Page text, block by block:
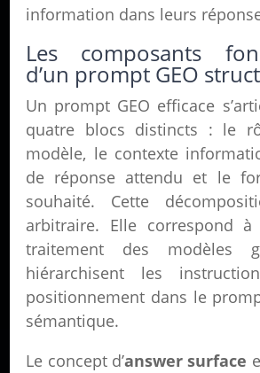
information dans leurs
Les composants
d’un prompt GEO
Un prompt GEO efficace
quatre blocs distincts : le
modèle, le contexte
de réponse attendu et le
souhaité. Cette
arbitraire. Elle correspond
traitement des modèles
hiérarchisent les
positionnement dans le
sémantique.
Le concept d’answer surface